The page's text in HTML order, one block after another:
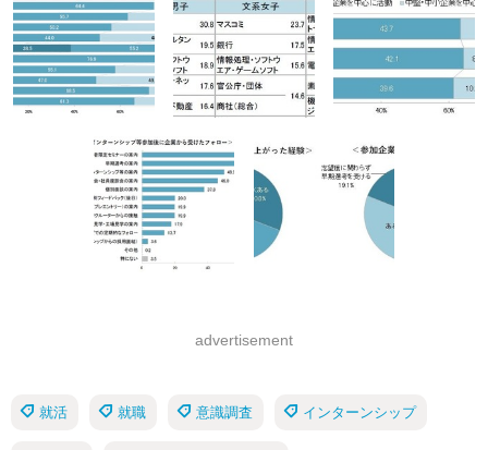
advertisement
就活 就職 意識調査 インターンシップ